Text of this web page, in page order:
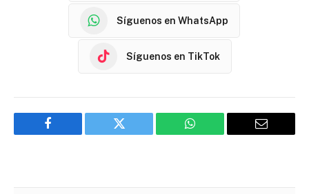
Síguenos en WhatsApp
Síguenos en TikTok
Facebook Twitter WhatsApp Email